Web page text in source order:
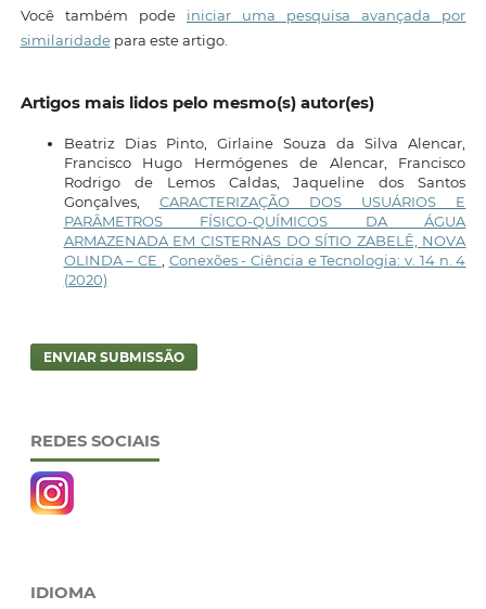
Você também pode iniciar uma pesquisa avançada por
similaridadepara este artigo.
Artigos mais lidos pelo mesmo(s) autor(es)
Beatriz Dias Pinto, Girlaine Souza da Silva Alencar,
Francisco Hugo Hermógenes de Alencar, Francisco
Rodrigo de Lemos Caldas, Jaqueline dos Santos
Gonçalves, CARACTERIZAÇÃO DOS USUÁRIOS E
PARÂMETROS FÍSICO-QUÍMICOS DA ÁGUA
ARMAZENADA EM CISTERNAS DO SÍTIO ZABELÊ, NOVA
OLINDA – CE
Conexões - Ciência e Tecnologia: v. 14 n. 4
(2020)
ENVIAR SUBMISSÃO
REDES SOCIAIS
IDIOMA